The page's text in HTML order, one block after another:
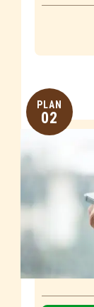
PLAN
02